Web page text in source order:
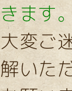
きます。
大変ご
解いた